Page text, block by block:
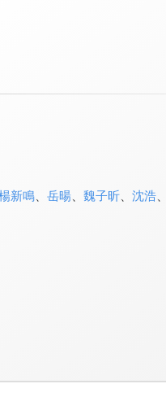
新鳴、 岳暘、 魏子昕、 沈浩、